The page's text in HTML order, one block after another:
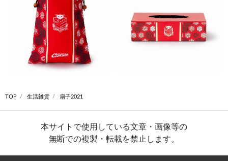
TOP 生活雑貨 扇子2021
本サイトで使用している文章・画像等の
無断での複製・転載を禁止します。